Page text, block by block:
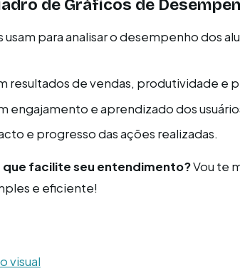
de Gráficos de
para analisar o desempenho dos
resultados de vendas, produtividade e
engajamento e aprendizado dos
e progresso das ações realizadas.
que facilite seu entendimento?Vou te
e eficiente!
visual